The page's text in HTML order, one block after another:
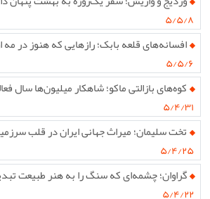
۵/۵/۸
افسانه‌های قلعه بابک؛ رازهایی که هنوز در مه
۵/۵/۶
کوه‌های بازالتی ماکو؛ شاهکار میلیون‌ها سال
۵/۴/۳۱
تخت سلیمان؛ میراث جهانی ایران در قلب
۵/۴/۲۵
گراوان؛ چشمه‌ای که سنگ را به هنر طبیعت
۵/۴/۲۲